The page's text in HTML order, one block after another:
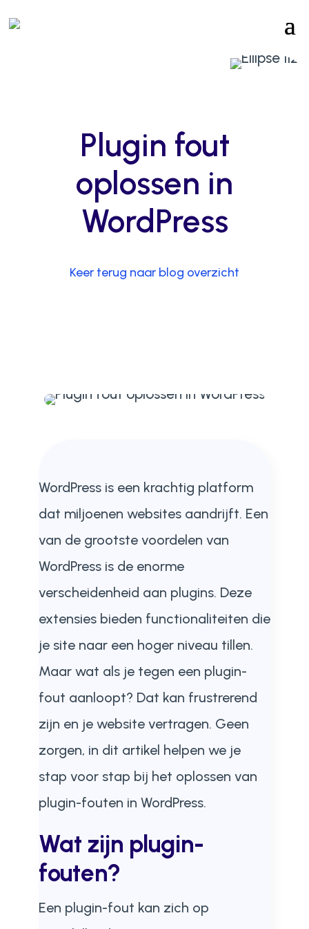
Plugin fout
oplossen in
WordPress
Keer terug naar blog overzicht
WordPress is een krachtig platform
dat miljoenen websites aandrijft. Een
van de grootste voordelen van
WordPress is de enorme
verscheidenheid aan plugins. Deze
extensies bieden functionaliteiten die
je site naar een hoger niveau tillen.
Maar wat als je tegen een plugin-
fout aanloopt? Dat kan frustrerend
zijn en je website vertragen. Geen
zorgen, in dit artikel helpen we je
stap voor stap bij het oplossen van
plugin-fouten in WordPress.
Wat zijn plugin-
fouten?
Een plugin-fout kan zich op